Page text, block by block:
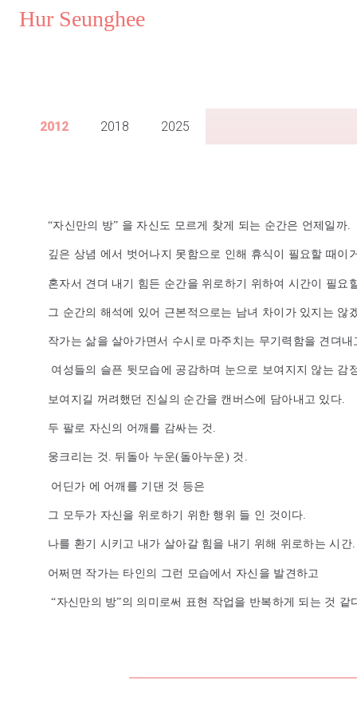
Hur Seunghee
2012 2018 2025
“자신만의 방” 을 자신도 모르게 찾게 되는 순간은 언제일까.
깊은 상념 에서 벗어나지 못함으로 인해 휴식이 필요할 때이
혼자서 견뎌 내기 힘든 순간을 위로하기 위하여 시간이 필요
그 순간의 해석에 있어 근본적으로는 남녀 차이가 있지는 않
작가는 삶을 살아가면서 수시로 마주치는 무기력함을 견뎌내
여성들의 슬픈 뒷모습에 공감하며 눈으로 보여지지 않는 감
보여지길 꺼려했던 진실의 순간을 캔버스에 담아내고 있다.
두 팔로 자신의 어깨를 감싸는 것.
웅크리는 것. 뒤돌아 누운(돌아누운) 것.
어딘가 에 어깨를 기댄 것 등은
그 모두가 자신을 위로하기 위한 행위 들 인 것이다.
나를 환기 시키고 내가 살아갈 힘을 내기 위해 위로하는 시간.
어쩌면 작가는 타인의 그런 모습에서 자신을 발견하고
“자신만의 방”의 의미로써 표현 작업을 반복하게 되는 것 같